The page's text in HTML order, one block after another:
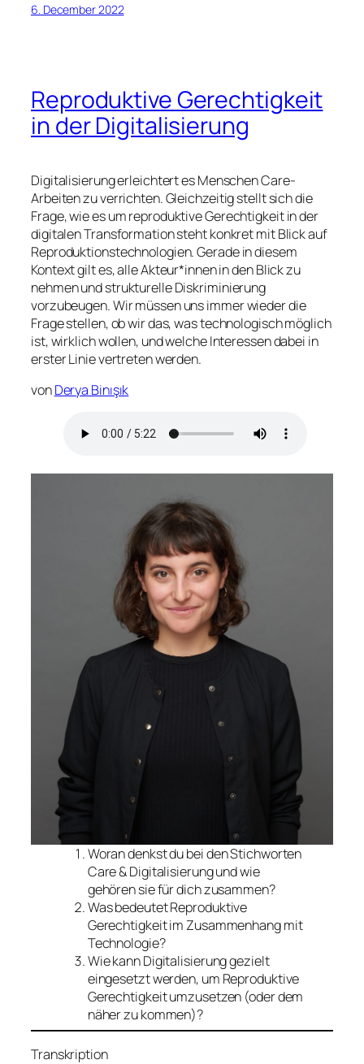
6. December 2022
Reproduktive Gerechtigkeit
in der Digitalisierung
Digitalisierung erleichtert es Menschen Care-
Arbeiten zu verrichten. Gleichzeitig stellt sich die
Frage, wie es um reproduktive Gerechtigkeit in der
digitalen Transformation steht konkret mit Blick auf
Reproduktionstechnologien. Gerade in diesem
Kontext gilt es, alle Akteur*innen in den Blick zu
nehmen und strukturelle Diskriminierung
vorzubeugen. Wir müssen uns immer wieder die
Frage stellen, ob wir das, was technologisch möglich
ist, wirklich wollen, und welche Interessen dabei in
erster Linie vertreten werden.
vonDerya Binışık
Woran denkst du bei den Stichworten
Care & Digitalisierung und wie
gehören sie für dich zusammen?
Was bedeutet Reproduktive
Gerechtigkeit im Zusammenhang mit
Technologie?
Wie kann Digitalisierung gezielt
eingesetzt werden, um Reproduktive
Gerechtigkeit umzusetzen (oder dem
näher zu kommen)?
Transkription